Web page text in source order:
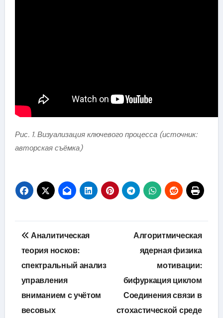
Рис. 1. Визуализация ключевого процесса (источник:
авторская съёмка)
Навигация
по
записям
Аналитическая
теория носков:
спектральный анализ
управления
вниманием с учётом
весовых
Алгоритмическая
ядерная физика
мотивации:
бифуркация циклом
Соединения связи в
стохастической среде